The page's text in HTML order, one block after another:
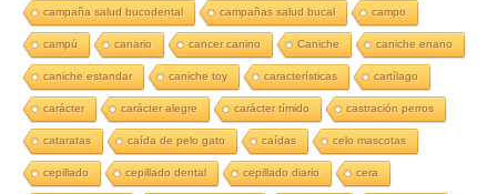
campaña salud bucodental campañas salud bucal campo
campú canario cancer canino Caniche caniche enano
caniche estandar caniche toy características cartílago
carácter carácter alegre carácter tímido castración perros
cataratas caída de pelo gato caídas celo mascotas
cepillado cepillado dental cepillado diario cera